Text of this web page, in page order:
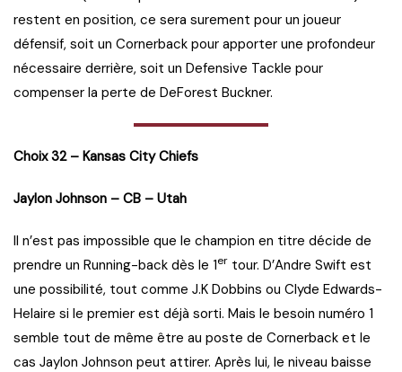
restent en position, ce sera surement pour un joueur
défensif, soit un Cornerback pour apporter une profondeur
nécessaire derrière, soit un Defensive Tackle pour
compenser la perte de DeForest Buckner.
Choix 32 – Kansas City Chiefs
Jaylon Johnson – CB – Utah
Il n’est pas impossible que le champion en titre décide de
prendre un Running-back dès le 1er tour. D’Andre Swift est
une possibilité, tout comme J.K Dobbins ou Clyde Edwards-
Helaire si le premier est déjà sorti. Mais le besoin numéro 1
semble tout de même être au poste de Cornerback et le
cas Jaylon Johnson peut attirer. Après lui, le niveau baisse